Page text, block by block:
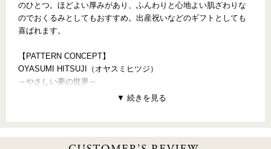
のひとつ。ほどよい厚みがあり、ふんわりと心地よい肌ざわりな
のでおくるみとしてもおすすめ。出産祝いなどのギフトとしても
喜ばれます。
【PATTERN CONCEPT】
OYASUMI HITSUJI（オヤスミヒツジ）
～やさしい夢の世界～
月の上で気持ちよさそうに眠るヒツジ、星を抱えて、うとうとす